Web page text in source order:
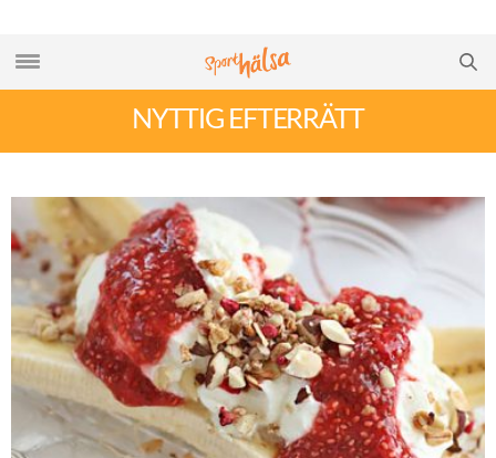
NYTTIG EFTERRÄTT